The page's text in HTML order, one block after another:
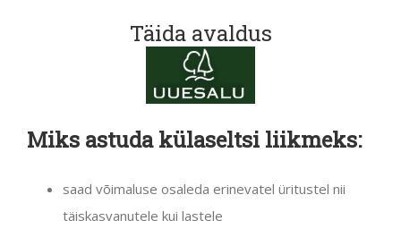
Täida avaldus
Miks astuda külaseltsi liikmeks:
saad võimaluse osaleda erinevatel üritustel nii
täiskasvanutele kui lastele